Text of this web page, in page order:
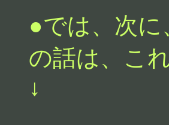
●では、次
の話は、こ
↓